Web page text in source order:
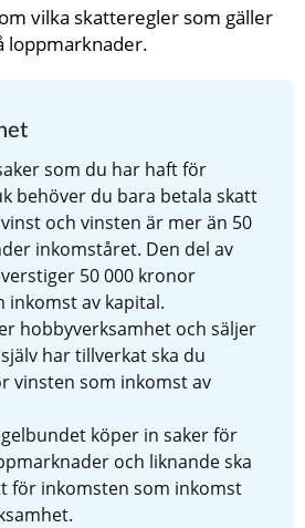
vilka skatteregler som gäller
loppmarknader.
som du har haft för
behöver du bara betala skatt
och vinsten är mer än 50
inkomståret. Den del av
50 000 kronor
inkomst av kapital.
hobbyverksamhet och säljer
har tillverkat ska du
vinsten som inkomst av
köper in saker för
och liknande ska
för inkomsten som inkomst